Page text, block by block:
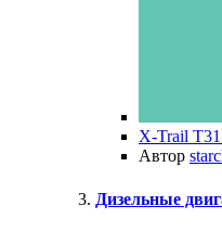
X-Trail T31
Автор
Дизельные